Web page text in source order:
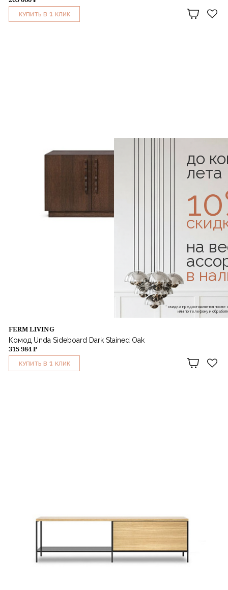
КУПИТЬ В 1 КЛИК
FERM LIVING
Комод Unda Sideboard Dark Stained Oak
315 984 ₽
КУПИТЬ В 1 КЛИК
до
лета
на
в
* скидка предоставляется
или по телефону и